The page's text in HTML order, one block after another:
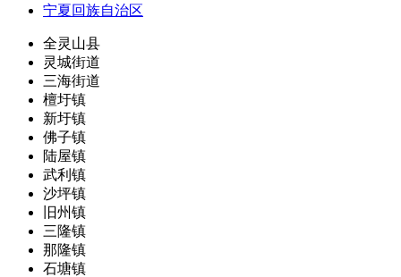
宁夏回族自治区
全灵山县
灵城街道
三海街道
檀圩镇
新圩镇
佛子镇
陆屋镇
武利镇
沙坪镇
旧州镇
三隆镇
那隆镇
石塘镇